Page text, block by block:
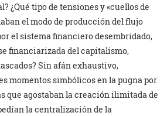
¿Qué tipo de tensiones y «cuellos de
el modo de producción del flujo
el sistema financiero desembridado,
financiarizada del capitalismo,
Sin afán exhaustivo,
momentos simbólicos en la pugna por
que agostaban la creación ilimitada de
la centralización de la